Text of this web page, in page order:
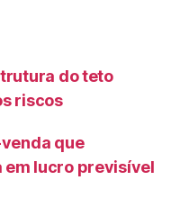
do teto
riscos
venda que
lucro previsível